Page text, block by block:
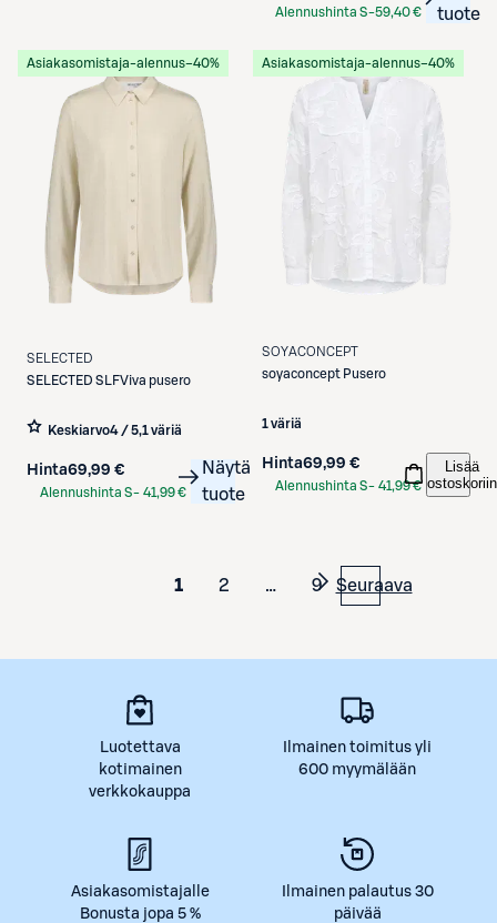
Alennushinta S-59,40 €
tuote
Asiakasomistaja-alennus−40%
SELECTED
SELECTED SLFViva pusero
Keskiarvo4 / 5,1 väriä
Hinta69,99 €
Alennushinta S- 41,99 €
Näytä
tuote
Asiakasomistaja-alennus−40%
SOYACONCEPT
soyaconcept Pusero
1 väriä
Hinta69,99 €
Alennushinta S- 41,99 €
Lisää
ostoskoriin
1 2 … 9 Seuraava
Luotettava
kotimainen
verkkokauppa
Ilmainen toimitus yli
600 myymälään
Asiakasomistajalle
Bonusta jopa 5 %
Ilmainen palautus 30
päivää